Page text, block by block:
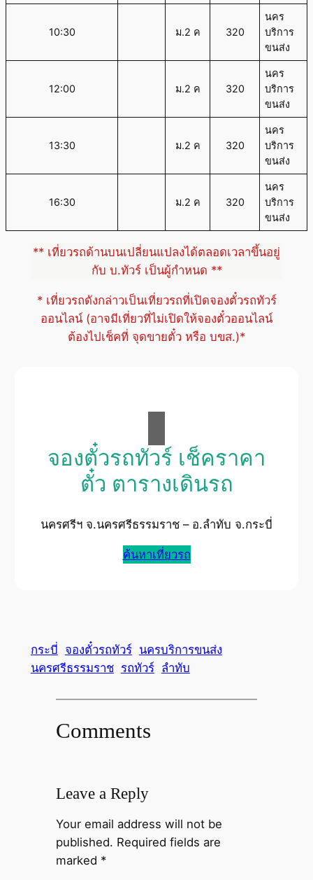
10:30 ม.2 ค 320
นคร
บริการ
ขนส่ง
12:00 ม.2 ค 320
นคร
บริการ
ขนส่ง
13:30 ม.2 ค 320
นคร
บริการ
ขนส่ง
16:30 ม.2 ค 320
นคร
บริการ
ขนส่ง
** เที่ยวรถด้านบนเปลี่ยนแปลงได้ตลอดเวลาขึ้นอยู่
กับ บ.ทัวร์ เป็นผู้กำหนด **
* เที่ยวรถดังกล่าวเป็นเที่ยวรถที่เปิดจองตั๋วรถทัวร์
ออนไลน์ (อาจมีเที่ยวที่ไม่เปิดให้จองตั๋วออนไลน์
ต้องไปเช็คที่ จุดขายตั๋ว หรือ บขส.)*
จองตั๋วรถทัวร์ เช็คราคา
ตั๋ว ตารางเดินรถ
นครศรีฯ จ.นครศรีธรรมราช – อ.ลำทับ จ.กระบี่
ค้นหาเที่ยวรถ
กระบี่ จองตั๋วรถทัวร์ นครบริการขนส่ง
นครศรีธรรมราช รถทัวร์ ลำทับ
Comments
Leave a Reply
Your email address will not be
published. Required fields are
marked *